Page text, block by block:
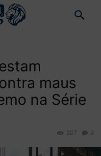
maus
na Série
9
207